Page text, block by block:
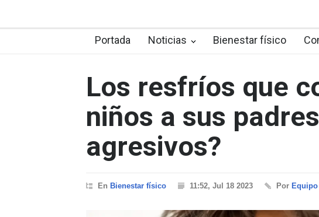
Portada Noticias Bienestar físico
Los resfríos que
niños a sus
agresivos?
En Bienestar físico 11:52, Jul 18 2023 Por